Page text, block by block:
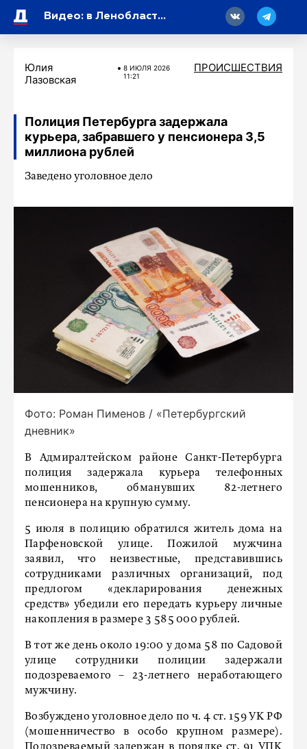
Видео: в Ленобласти задержали наркосбытчика, подозреваемого в продаже персональных данных
Юлия
Лазовская
8 ИЮЛЯ 2026
11:21
ПРОИСШЕСТВИЯ
Полиция Петербурга задержала
курьера, забравшего у пенсионера 3,5
миллиона рублей
Заведено уголовное дело
Фото: Роман Пименов / «Петербургский
дневник»
В Адмиралтейском районе Санкт-Петербурга
полиция задержала курьера телефонных
мошенников, обманувших 82-летнего
пенсионера на крупную сумму.
5 июля в полицию обратился житель дома на
Парфеновской улице. Пожилой мужчина
заявил, что неизвестные, представившись
сотрудниками различных организаций, под
предлогом «декларирования денежных
средств» убедили его передать курьеру личные
накопления в размере 3 585 000 рублей.
В тот же день около 19:00 у дома 58 по Садовой
улице сотрудники полиции задержали
подозреваемого – 23-летнего неработающего
мужчину.
Возбуждено уголовное дело по ч. 4 ст. 159 УК РФ
(мошенничество в особо крупном размере).